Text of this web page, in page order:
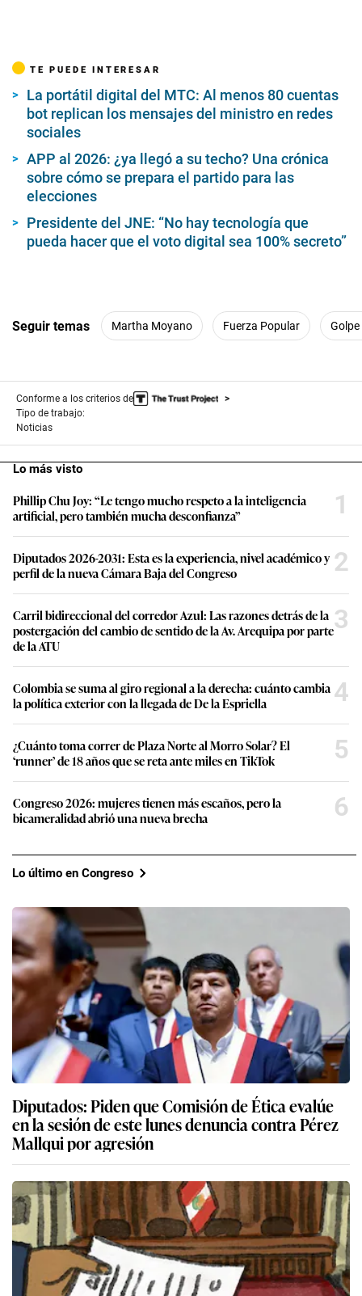
TE PUEDE INTERESAR
La portátil digital del MTC: Al menos 80 cuentas
bot replican los mensajes del ministro en redes
sociales
APP al 2026: ¿ya llegó a su techo? Una crónica
sobre cómo se prepara el partido para las
elecciones
Presidente del JNE: “No hay tecnología que
pueda hacer que el voto digital sea 100% secreto”
Seguir temas Martha Moyano Fuerza Popular Golpe
Conforme a los criterios de
Tipo de trabajo:
Noticias
Lo más visto
Phillip Chu Joy: “Le tengo mucho respeto a la inteligencia
artificial, pero también mucha desconfianza”
1
Diputados 2026-2031: Esta es la experiencia, nivel académico y
perfil de la nueva Cámara Baja del Congreso
2
Carril bidireccional del corredor Azul: Las razones detrás de la
postergación del cambio de sentido de la Av. Arequipa por parte
de la ATU
3
Colombia se suma al giro regional a la derecha: cuánto cambia
la política exterior con la llegada de De la Espriella
4
¿Cuánto toma correr de Plaza Norte al Morro Solar? El
‘runner’ de 18 años que se reta ante miles en TikTok
5
Congreso 2026: mujeres tienen más escaños, pero la
bicameralidad abrió una nueva brecha
6
Lo último en Congreso
Diputados: Piden que Comisión de Ética evalúe
en la sesión de este lunes denuncia contra Pérez
Mallqui por agresión